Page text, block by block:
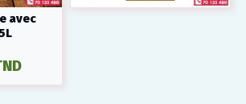
avec